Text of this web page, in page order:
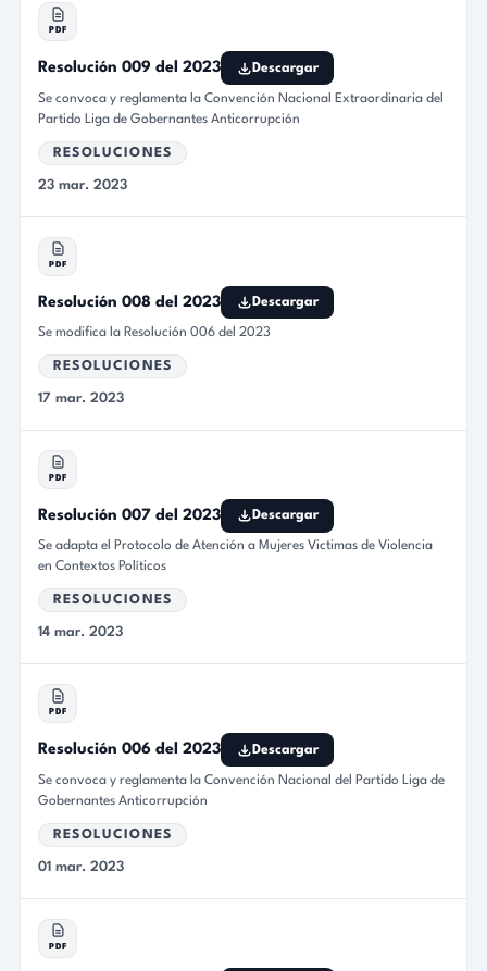
PDF
Resolución 009 del 2023 Descargar
Se convoca y reglamenta la Convención Nacional Extraordinaria del
Partido Liga de Gobernantes Anticorrupción
RESOLUCIONES
23 mar. 2023
PDF
Resolución 008 del 2023 Descargar
Se modifica la Resolución 006 del 2023
RESOLUCIONES
17 mar. 2023
PDF
Resolución 007 del 2023 Descargar
Se adapta el Protocolo de Atención a Mujeres Victimas de Violencia
en Contextos Políticos
RESOLUCIONES
14 mar. 2023
PDF
Resolución 006 del 2023 Descargar
Se convoca y reglamenta la Convención Nacional del Partido Liga de
Gobernantes Anticorrupción
RESOLUCIONES
01 mar. 2023
PDF